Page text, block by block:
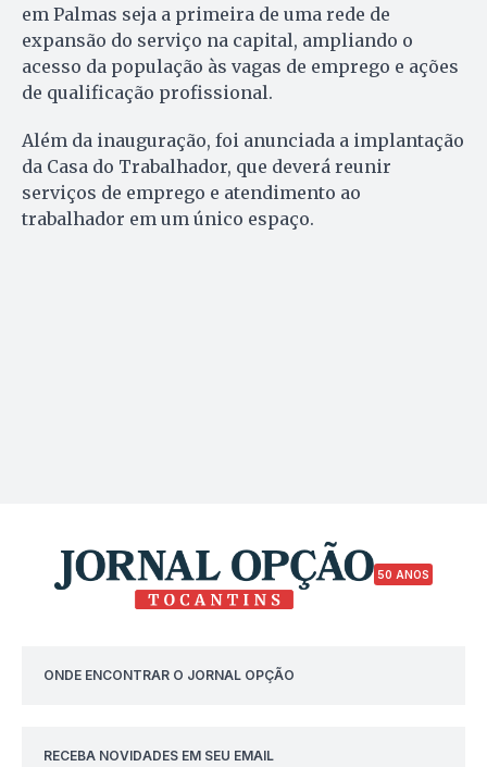
em Palmas seja a primeira de uma rede de
expansão do serviço na capital, ampliando o
acesso da população às vagas de emprego e ações
de qualificação profissional.
Além da inauguração, foi anunciada a implantação
da Casa do Trabalhador, que deverá reunir
serviços de emprego e atendimento ao
trabalhador em um único espaço.
50 ANOS
ONDE ENCONTRAR O JORNAL OPÇÃO
RECEBA NOVIDADES EM SEU EMAIL